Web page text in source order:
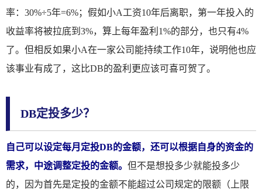
率：30%÷5年=6%；假如小A工资10年后离职，第一年投入的
收益率将被拉底到3%，算上每年盈利1%的部分，也只有4%
了。但相反如果小A在一家公司能持续工作10年，说明他也应
该事业有成了，这比DB的盈利更应该可喜可贺了。
DB定投多少？
自己可以设定每月定投DB的金额，还可以根据自身的资金的
需求，中途调整定投的金额。 但不是想投多少就能投多少
的，因为首先是定投的金额不能超过公司规定的限额（上限